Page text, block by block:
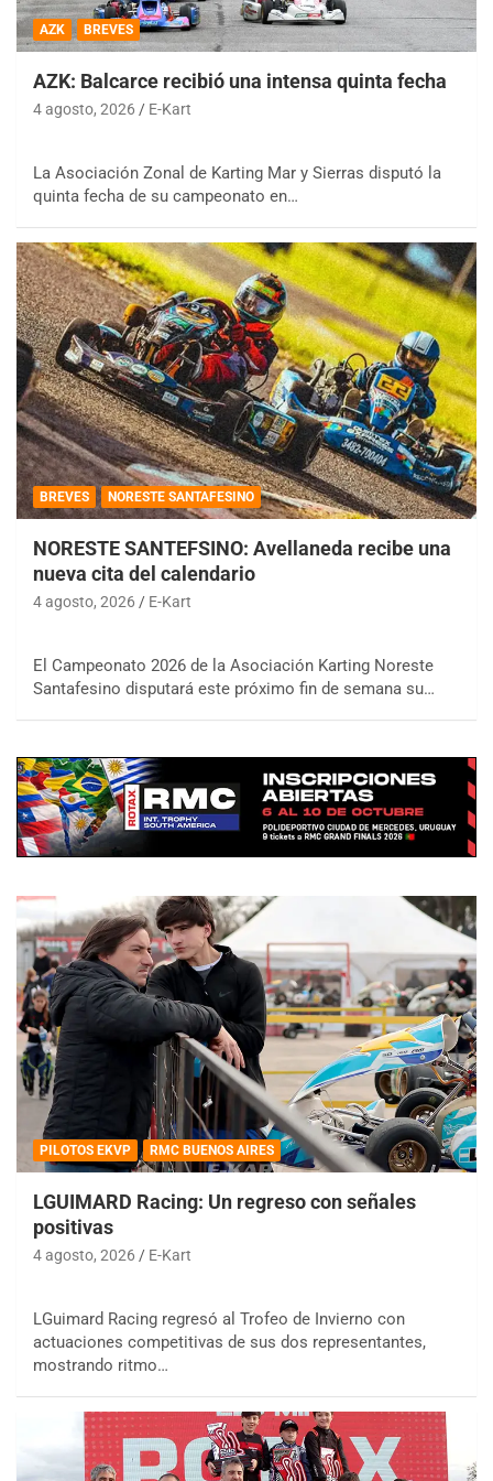
AZK BREVES
AZK: Balcarce recibió una intensa quinta fecha
4 agosto, 2026 E-Kart
La Asociación Zonal de Karting Mar y Sierras disputó la
quinta fecha de su campeonato en…
BREVES NORESTE SANTAFESINO
NORESTE SANTEFSINO: Avellaneda recibe una
nueva cita del calendario
4 agosto, 2026 E-Kart
El Campeonato 2026 de la Asociación Karting Noreste
Santafesino disputará este próximo fin de semana su…
PILOTOS EKVP RMC BUENOS AIRES
LGUIMARD Racing: Un regreso con señales
positivas
4 agosto, 2026 E-Kart
LGuimard Racing regresó al Trofeo de Invierno con
actuaciones competitivas de sus dos representantes,
mostrando ritmo…